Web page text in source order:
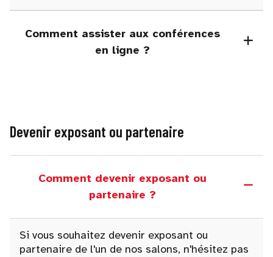
Comment assister aux conférences
en ligne ?
Devenir exposant ou partenaire
Comment devenir exposant ou
partenaire ?
Si vous souhaitez devenir exposant ou
partenaire de l'un de nos salons, n'hésitez pas